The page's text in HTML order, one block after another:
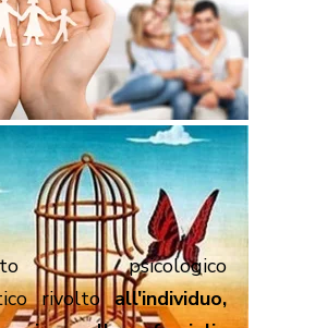
psicologico
rivoltoall'individuo,